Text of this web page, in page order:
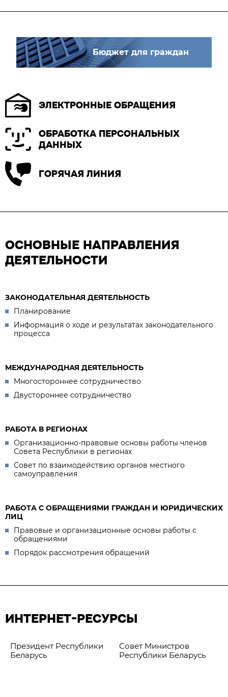
Бюджет для граждан
ЭЛЕКТРОННЫЕ ОБРАЩЕНИЯ
ОБРАБОТКА ПЕРСОНАЛЬНЫХ
ДАННЫХ
ГОРЯЧАЯ ЛИНИЯ
ОСНОВНЫЕ НАПРАВЛЕНИЯ
ДЕЯТЕЛЬНОСТИ
ЗАКОНОДАТЕЛЬНАЯ ДЕЯТЕЛЬНОСТЬ
Планирование
Информация о ходе и результатах законодательного
процесса
МЕЖДУНАРОДНАЯ ДЕЯТЕЛЬНОСТЬ
Многостороннее сотрудничество
Двустороннее сотрудничество
РАБОТА В РЕГИОНАХ
Организационно-правовые основы работы членов
Совета Республики в регионах
Совет по взаимодействию органов местного
самоуправления
РАБОТА С ОБРАЩЕНИЯМИ ГРАЖДАН И ЮРИДИЧЕСКИХ
ЛИЦ
Правовые и организационные основы работы с
обращениями
Порядок рассмотрения обращений
ИНТЕРНЕТ-РЕСУРСЫ
Президент Республики
Беларусь
Совет Министров
Республики Беларусь